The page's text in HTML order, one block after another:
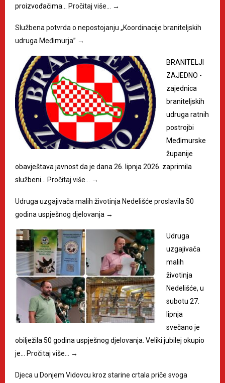
proizvođačima…
Pročitaj više… →
Službena potvrda o nepostojanju „Koordinacije braniteljskih
udruga Međimurja” →
BRANITELJI
ZAJEDNO -
zajednica
braniteljskih
udruga ratnih
postrojbi
Međimurske
županije
obavještava javnost da je dana 26. lipnja 2026. zaprimila
službeni…
Pročitaj više… →
Udruga uzgajivača malih životinja Nedelišće proslavila 50
godina uspješnog djelovanja →
Udruga
uzgajivača
malih
životinja
Nedelišće, u
subotu 27.
lipnja
svečano je
obilježila 50 godina uspješnog djelovanja. Veliki jubilej okupio
je…
Pročitaj više… →
Djeca u Donjem Vidovcu kroz starine crtala priče svoga